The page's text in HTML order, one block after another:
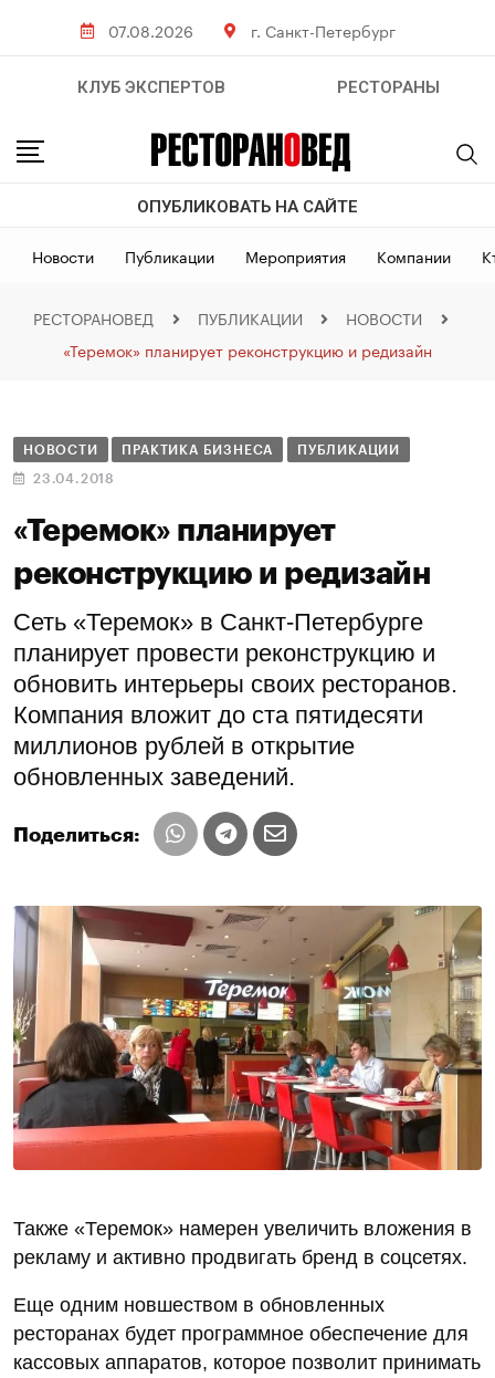
07.08.2026 г. Санкт-Петербург
КЛУБ ЭКСПЕРТОВ РЕСТОРАНЫ
ОПУБЛИКОВАТЬ НА САЙТЕ
Новости Публикации Мероприятия Компании
РЕСТОРАНОВЕД ПУБЛИКАЦИИ
НОВОСТИ
«Теремок» планирует реконструкцию и редизайн
НОВОСТИ ПРАКТИКА БИЗНЕСА ПУБЛИКАЦИИ
23.04.2018
«Теремок» планирует
реконструкцию и редизайн
Сеть «Теремок» в Санкт-Петербурге
планирует провести реконструкцию и
обновить интерьеры своих ресторанов.
Компания вложит до ста пятидесяти
миллионов рублей в открытие
обновленных заведений.
Поделиться:
Также «Теремок» намерен увеличить вложения в
рекламу и активно продвигать бренд в соцсетях.
Еще одним новшеством в обновленных
ресторанах будет программное обеспечение для
кассовых аппаратов, которое позволит принимать